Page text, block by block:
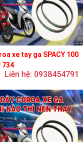
xe tay ga SPACY 100
734
Liên hệ: 0938454791